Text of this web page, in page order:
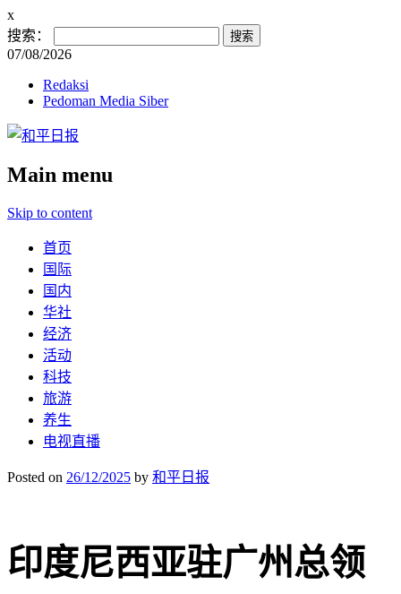
x
搜索：
07/08/2026
Redaksi
Pedoman Media Siber
Main menu
Skip to content
首页
国际
国内
华社
经济
活动
科技
旅游
养生
电视直播
Posted on 26/12/2025 by 和平日报
印度尼西亚驻广州总领